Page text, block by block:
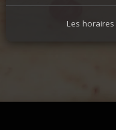
Les